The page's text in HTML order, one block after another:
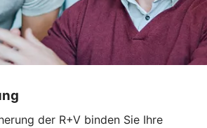
der R+V binden Sie Ihre